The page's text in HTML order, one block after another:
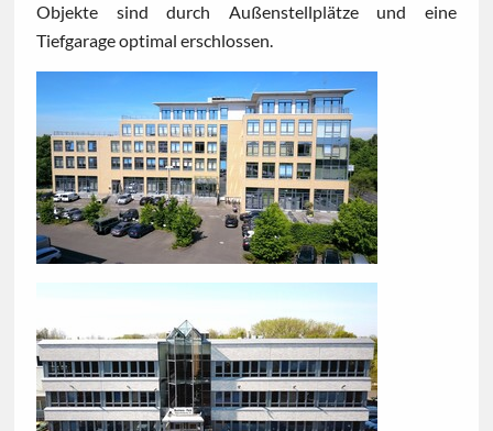
Objekte sind durch Außenstellplätze und eine
Tiefgarage optimal erschlossen.